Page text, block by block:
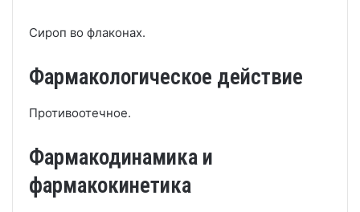
Сироп во флаконах.
Фармакологическое действие
Противоотечное.
Фармакодинамика и
фармакокинетика